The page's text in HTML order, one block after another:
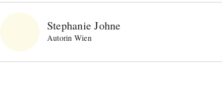
Stephanie Johne
Autorin Wien